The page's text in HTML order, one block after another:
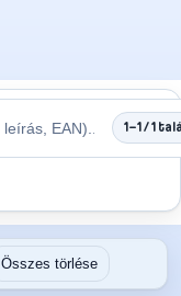
1–1 / 1
Összes törlése